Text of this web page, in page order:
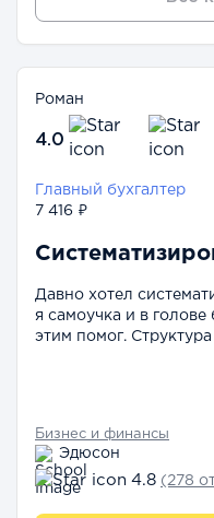
Роман
4.0
Главный бухгалтер
7 416 ₽
Давно хотел
я самоучка и в
этим помог. Структура
Бизнес и финансы
Эдюсон
4.8 (278